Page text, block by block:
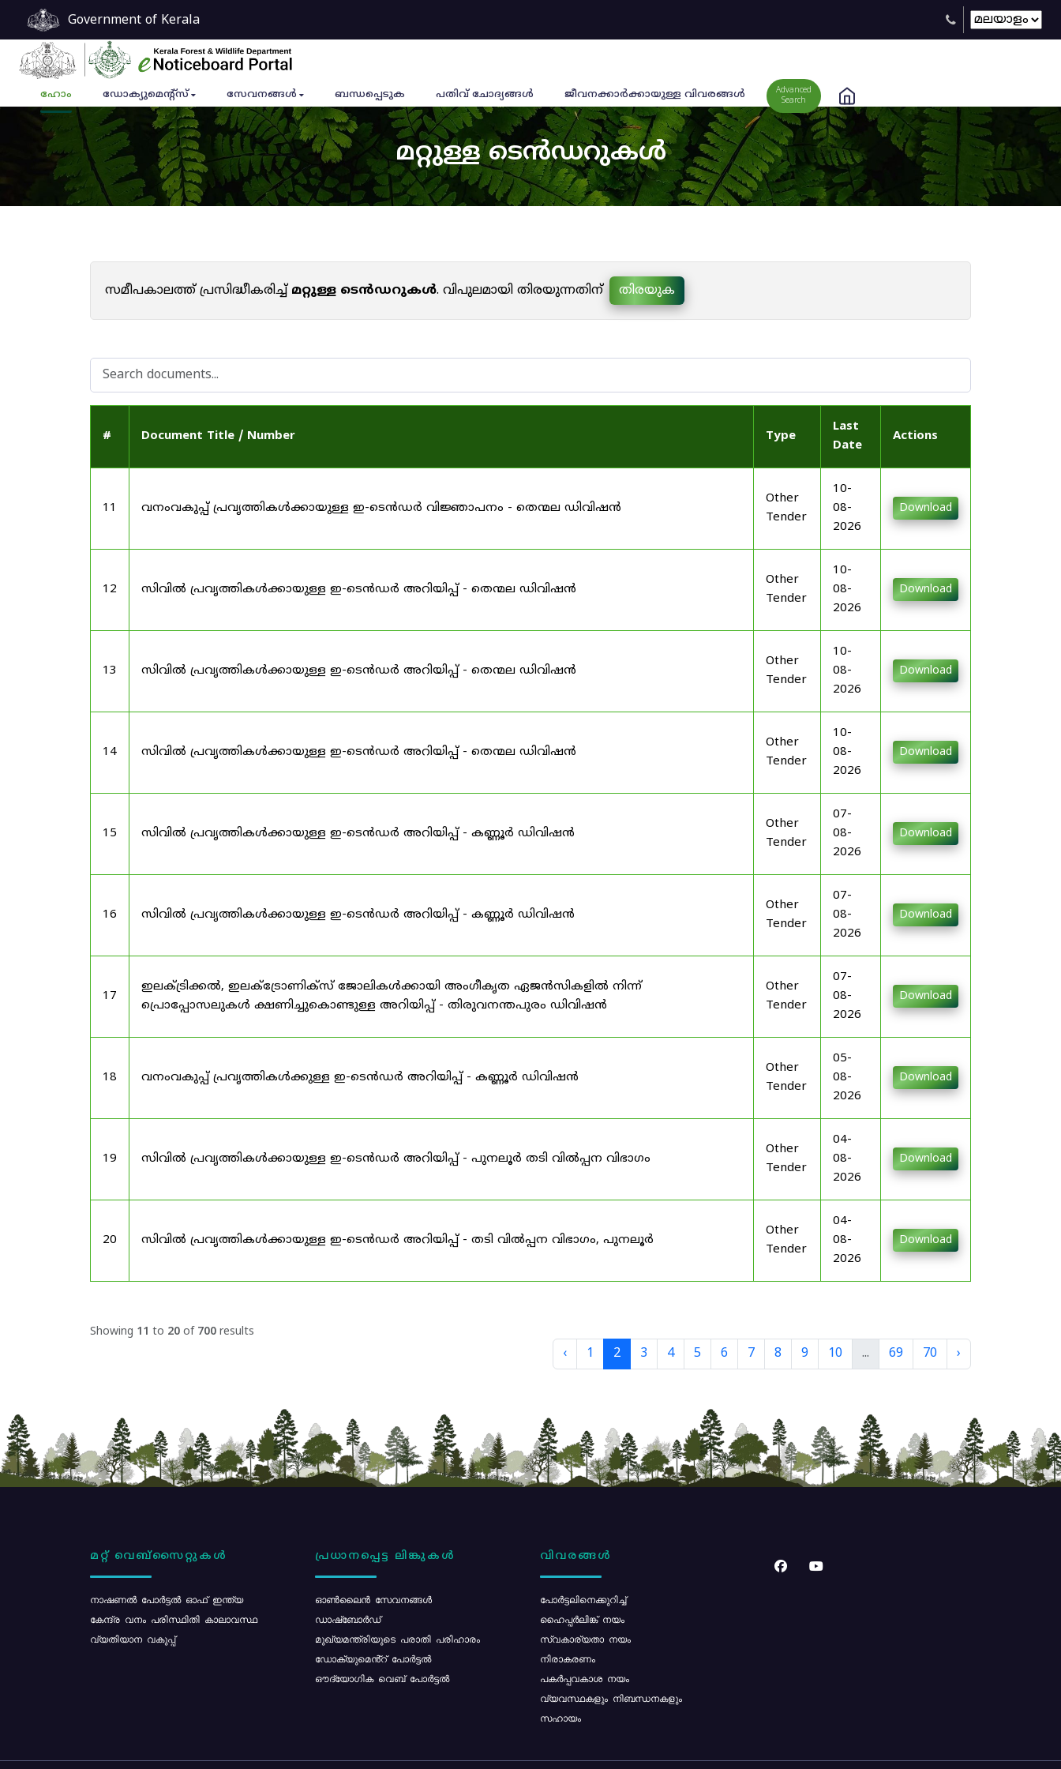
Government of Kerala
ഹോം ഡോക്യുമെൻ്റ്സ് സേവനങ്ങൾ ബന്ധപ്പെടുക പതിവ് ചോദ്യങ്ങൾ ജീവനക്കാര്‍ക്കായുള്ള വിവരങ്ങള്‍
Advanced
Search
മറ്റുള്ള ടെൻഡറുകൾ
സമീപകാലത്ത് പ്രസിദ്ധീകരിച്ച്മറ്റുള്ള ടെൻഡറുകൾ. വിപുലമായി തിരയുന്നതിന് തിരയുക
# Document Title / Number Type
Last
Date
Actions
11 വനംവകുപ്പ് പ്രവൃത്തികൾക്കായുള്ള ഇ-ടെൻഡർ വിജ്ഞാപനം - തെന്മല ഡിവിഷൻ
Other
Tender
10-
08-
2026
Download
12 സിവിൽ പ്രവൃത്തികൾക്കായുള്ള ഇ-ടെൻഡർ അറിയിപ്പ് - തെന്മല ഡിവിഷൻ
Other
Tender
10-
08-
2026
Download
13 സിവിൽ പ്രവൃത്തികൾക്കായുള്ള ഇ-ടെൻഡർ അറിയിപ്പ് - തെന്മല ഡിവിഷൻ
Other
Tender
10-
08-
2026
Download
14 സിവിൽ പ്രവൃത്തികൾക്കായുള്ള ഇ-ടെൻഡർ അറിയിപ്പ് - തെന്മല ഡിവിഷൻ
Other
Tender
10-
08-
2026
Download
15 സിവിൽ പ്രവൃത്തികൾക്കായുള്ള ഇ-ടെൻഡർ അറിയിപ്പ് - കണ്ണൂർ ഡിവിഷൻ
Other
Tender
07-
08-
2026
Download
16 സിവിൽ പ്രവൃത്തികൾക്കായുള്ള ഇ-ടെൻഡർ അറിയിപ്പ് - കണ്ണൂർ ഡിവിഷൻ
Other
Tender
07-
08-
2026
Download
17
ഇലക്ട്രിക്കൽ, ഇലക്ട്രോണിക്സ് ജോലികൾക്കായി അംഗീകൃത ഏജൻസികളിൽ നിന്ന്
പ്രൊപ്പോസലുകൾ ക്ഷണിച്ചുകൊണ്ടുള്ള അറിയിപ്പ് - തിരുവനന്തപുരം ഡിവിഷൻ
Other
Tender
07-
08-
2026
Download
18 വനംവകുപ്പ് പ്രവൃത്തികൾക്കുള്ള ഇ-ടെൻഡർ അറിയിപ്പ് - കണ്ണൂർ ഡിവിഷൻ
Other
Tender
05-
08-
2026
Download
19 സിവിൽ പ്രവൃത്തികൾക്കായുള്ള ഇ-ടെൻഡർ അറിയിപ്പ് - പുനലൂർ തടി വിൽപ്പന വിഭാഗം
Other
Tender
04-
08-
2026
Download
20 സിവിൽ പ്രവൃത്തികൾക്കായുള്ള ഇ-ടെൻഡർ അറിയിപ്പ് - തടി വിൽപ്പന വിഭാഗം, പുനലൂർ
Other
Tender
04-
08-
2026
Download
Showing 11 to 20 of 700 results
‹ 1 2 3 4 5 6 7 8 9 10 ... 69 70 ›
മറ്റ് വെബ്സൈറ്റുകൾ
നാഷണൽ പോർട്ടൽ ഓഫ് ഇന്ത്യ
കേന്ദ്ര വനം പരിസ്ഥിതി കാലാവസ്ഥ
വ്യതിയാന വകുപ്പ്
പ്രധാനപ്പെട്ട ലിങ്കുകൾ
ഓൺലൈൻ സേവനങ്ങൾ
ഡാഷ്ബോർഡ്
മുഖ്യമന്ത്രിയുടെ പരാതി പരിഹാരം
ഡോക്യുമെൻ്റ് പോർട്ടൽ
ഔദ്യോഗിക വെബ് പോർട്ടൽ
വിവരങ്ങൾ
പോര്‍ട്ടലിനെക്കുറിച്ച്
ഹൈപ്പർലിങ്ക് നയം
സ്വകാര്യതാ നയം
നിരാകരണം
പകർപ്പവകാശ നയം
വ്യവസ്ഥകളും നിബന്ധനകളും
സഹായം